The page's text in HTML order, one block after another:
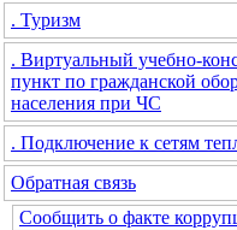
. Туризм
. Виртуальный учебно-
пункт по гражданской
населения при ЧС
. Подключение к сетям
Обратная связь
Сообщить о факте